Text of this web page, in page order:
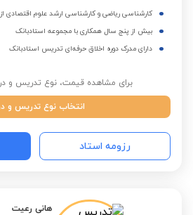
کارشناسی ریاضی و کارشناسی ارشد علوم اقتصادی از
بیش از پنج سال همکاری با مجموعه استادبانک
دارای مدرک دوره اخلاق حرفه‌ای تدریس استادبانک
برای مشاهده قیمت، نوع تدریس و
انتخاب نوع تدریس و
رزومه استاد
هانی رعیت